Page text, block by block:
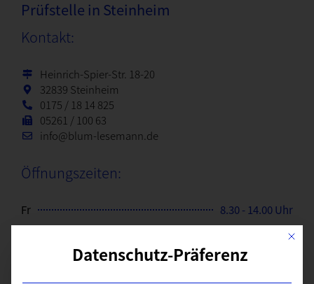
Prüfstelle in Steinheim
Kontakt:
Heinrich-Spier-Str. 18-20
32839 Steinheim
0175 / 18 14 825
05261 / 100 63
info@blum-lesemann.de
Öffnungszeiten:
Fr 8.30 - 14.00 Uhr
Und nach Vereinbarung
Mit
Datenschutz-Präferenz